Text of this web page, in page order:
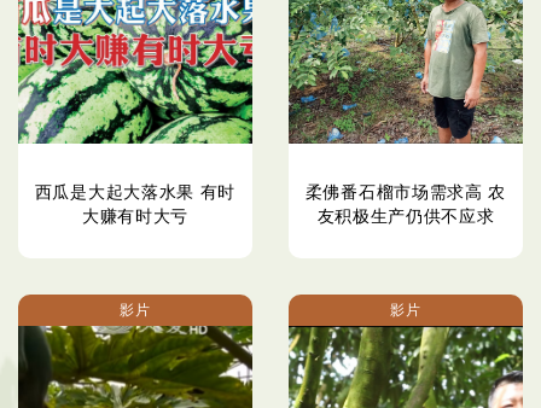
西瓜是大起大落水果 有时
大赚有时大亏
柔佛番石榴市场需求高 农
友积极生产仍供不应求
影片 影片